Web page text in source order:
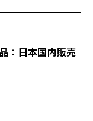
：日本国内販売